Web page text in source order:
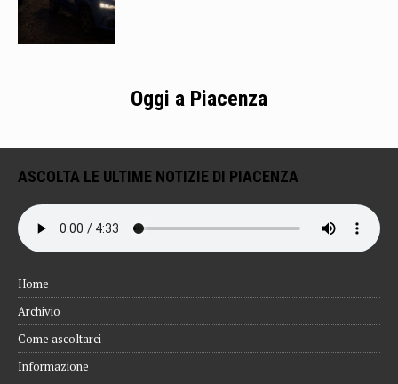
Oggi a Piacenza
ASCOLTA LE ULTIME NOTIZIE DI PIACENZA
Home
Archivio
Come ascoltarci
Informazione